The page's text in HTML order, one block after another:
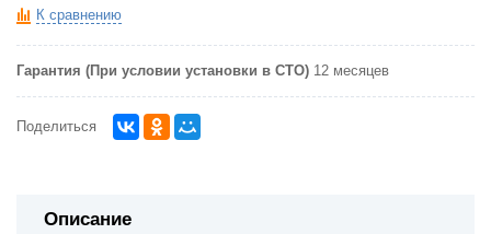
К сравнению
Гарантия (При условии установки в СТО) 12 месяцев
Поделиться
Описание